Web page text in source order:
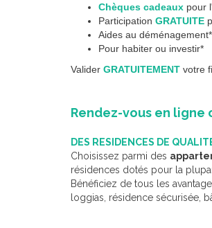
Chèques cadeaux pour
Participation GRATUITE
Aides au déménagement*
Pour habiter ou investir*
Valider GRATUITEMENT votre
Rendez-vous en ligne
DES RESIDENCES DE
Choisissez parmi des
résidences dotés pour la
Bénéficiez de tous les
loggias, résidence sécurisée,